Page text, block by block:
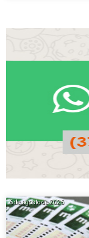
6 de agosto de 2026